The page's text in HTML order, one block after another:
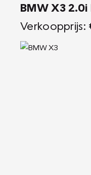
BMW X3 2.0i
Verkoopprijs: